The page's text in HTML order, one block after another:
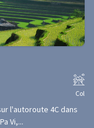
Col
l'autoroute 4C dans
Vi,...